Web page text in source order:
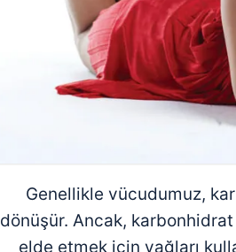
Genellikle vücudumuz,
dönüşür. Ancak,
elde etmek için yağları